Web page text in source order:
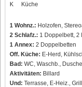
K
Küche
1 Wohnz.: Holzofen,
2 Schlafz.: 1 Doppelbett, 2
1 Annex: 2 Doppelbetten
Off. Küche: E-Herd,
Bad: WC, Waschb., Dusche
Aktivitäten: Billard
Und: Terrasse, E-Heiz.,